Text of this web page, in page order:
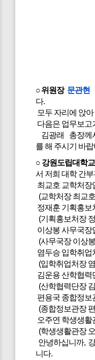
○위원장 문관현
다.
모두 자리에 앉
다음은 업무보고
김광래 총장께
를 해 주시기 바
○강원도립대학
서 저희 대학 간
최교호 교학처장
(교학처장 최교
정재훈 기획홍보
(기획홍보처장
이상봉 사무국장
(사무국장 이상
염두승 입학취업
(입학취업처장
김운용 산학협력
(산학협력단장
편용국 종합정보
(종합정보관장
오주연 학생생활
(학생생활관장
안녕하십니까,
니다.